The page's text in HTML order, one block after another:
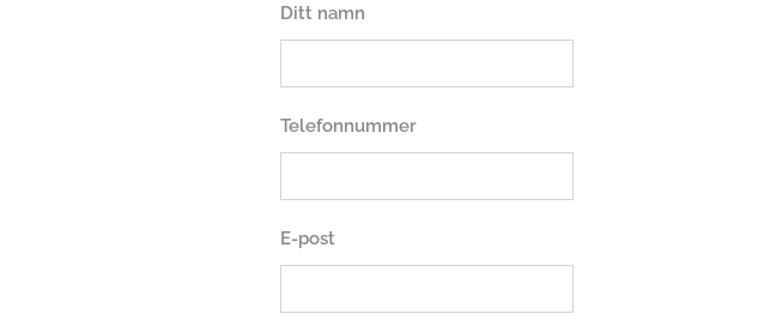
Ditt namn
Telefonnummer
E-post